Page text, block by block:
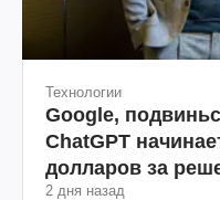
Технологии
Google,
ChatGPT
долларов за
2 дня назад